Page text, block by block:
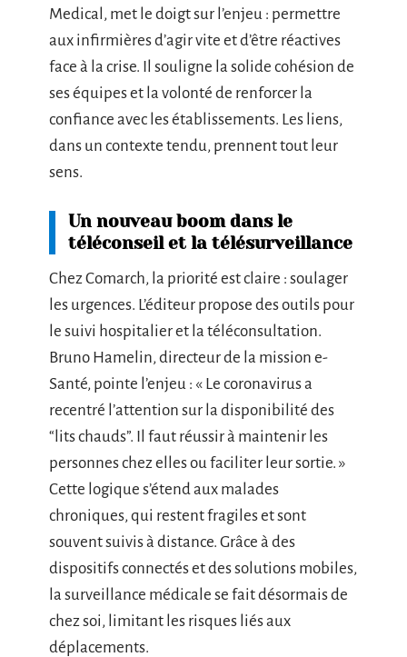
Medical, met le doigt sur l’enjeu : permettre
aux infirmières d’agir vite et d’être réactives
face à la crise. Il souligne la solide cohésion de
ses équipes et la volonté de renforcer la
confiance avec les établissements. Les liens,
dans un contexte tendu, prennent tout leur
sens.
Un nouveau boom dans le
téléconseil et la télésurveillance
Chez Comarch, la priorité est claire : soulager
les urgences. L’éditeur propose des outils pour
le suivi hospitalier et la téléconsultation.
Bruno Hamelin, directeur de la mission e-
Santé, pointe l’enjeu : « Le coronavirus a
recentré l’attention sur la disponibilité des
“lits chauds”. Il faut réussir à maintenir les
personnes chez elles ou faciliter leur sortie. »
Cette logique s’étend aux malades
chroniques, qui restent fragiles et sont
souvent suivis à distance. Grâce à des
dispositifs connectés et des solutions mobiles,
la surveillance médicale se fait désormais de
chez soi, limitant les risques liés aux
déplacements.